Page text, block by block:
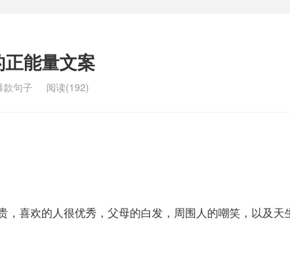
能量文案
款句子 阅读(192)
，喜欢的人很优秀，父母的白发，周围人的嘲笑，以及天